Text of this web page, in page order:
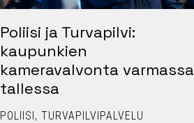
Poliisi ja Turvapilvi:
kaupunkien
kameravalvonta varmassa
tallessa
POLIISI TURVAPILVIPALVELU